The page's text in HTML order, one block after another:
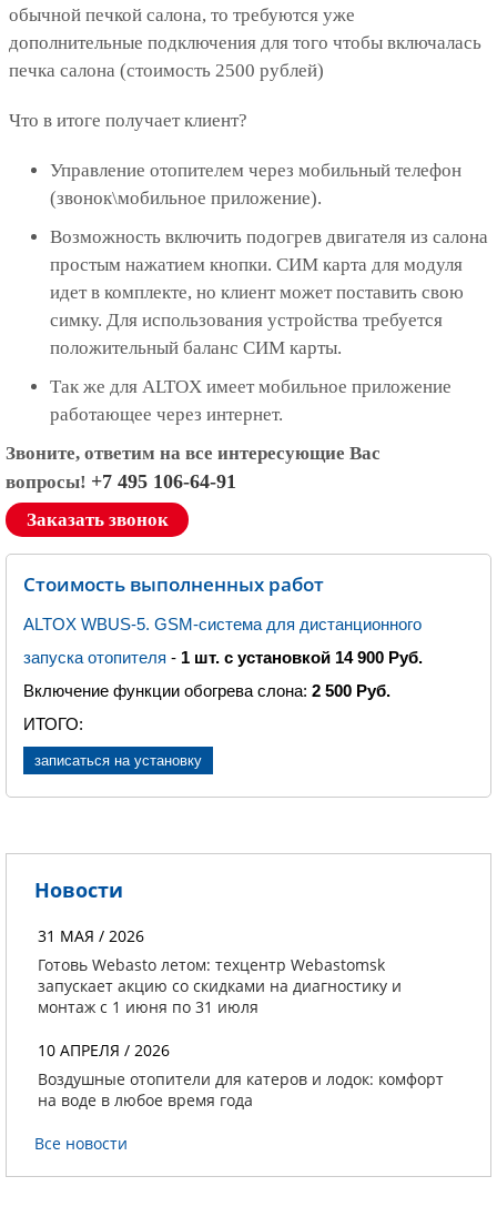
обычной печкой салона, то требуются уже
дополнительные подключения для того чтобы включалась
печка салона (стоимость 2500 рублей)
Что в итоге получает клиент?
Управление отопителем через мобильный телефон
(звонок\мобильное приложение).
Возможность включить подогрев двигателя из салона
простым нажатием кнопки. СИМ карта для модуля
идет в комплекте, но клиент может поставить свою
симку. Для использования устройства требуется
положительный баланс СИМ карты.
Так же для ALTOX имеет мобильное приложение
работающее через интернет.
Звоните, ответим на все интересующие Вас
вопросы! +7 495 106-64-91
Заказать звонок
Стоимость выполненных работ
ALTOX WBUS-5. GSM-система для дистанционного
запуска отопителя - 1 шт. с установкой 14 900 Руб.
Включение функции обогрева слона: 2 500 Руб.
ИТОГО:
записаться на установку
Новости
31 МАЯ / 2026
Готовь Webasto летом: техцентр Webastomsk
запускает акцию со скидками на диагностику и
монтаж с 1 июня по 31 июля
10 АПРЕЛЯ / 2026
Воздушные отопители для катеров и лодок: комфорт
на воде в любое время года
Все новости